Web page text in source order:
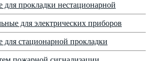
для прокладки нестационарной
для электрических приборов
для стационарной прокладки